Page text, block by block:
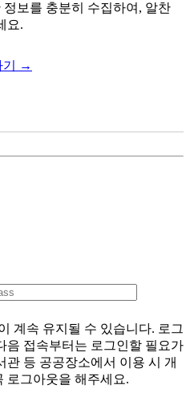
보를 충분히 수집하여, 알찬
요.
기 →
계속 유지될 수 있습니다. 로그
음 접속부터는 로그인할 필요가
관 등 공공장소에서 이용 시 개
로그아웃을 해주세요.